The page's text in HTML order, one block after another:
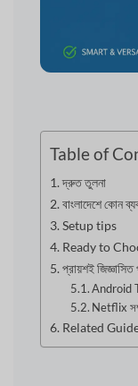
Table of
দ্রুত তুলনা
বাংলাদেশে কোন
Setup tips
Ready to
প্রায়শই জিজ্ঞাসিত
Android TV
Netflix
Related